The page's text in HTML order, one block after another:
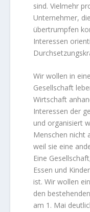
sind. Vielmehr
Unternehmer,
übertrumpfen
Interessen
Wir wollen in
Gesellschaft
Wirtschaft
Interessen der
und organisiert
Menschen nicht
weil sie eine
Eine
Essen und
ist. Wir wollen
den
am 1. Mai